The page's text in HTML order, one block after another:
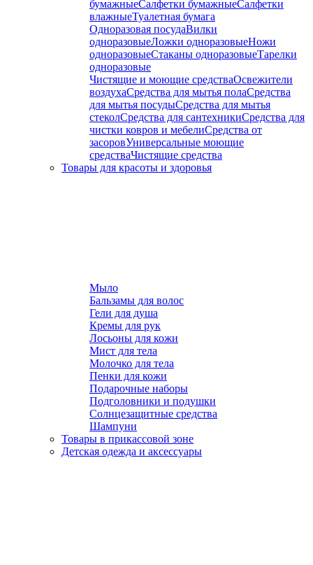
бумажныеСалфетки бумажныеСалфетки
влажныеТуалетная бумага
Одноразовая посудаВилки
одноразовыеЛожки одноразовыеНожи
одноразовыеСтаканы одноразовыеТарелки
одноразовые
Чистящие и моющие средстваОсвежители
воздухаСредства для мытья полаСредства
для мытья посудыСредства для мытья
стеколСредства для сантехникиСредства для
чистки ковров и мебелиСредства от
засоровУниверсальные моющие
средстваЧистящие средства
Товары для красоты и здоровья
Мыло
Бальзамы для волос
Гели для душа
Кремы для рук
Лосьоны для кожи
Мист для тела
Молочко для тела
Пенки для кожи
Подарочные наборы
Подголовники и подушки
Солнцезащитные средства
Шампуни
Товары в прикассовой зоне
Детская одежда и аксессуары